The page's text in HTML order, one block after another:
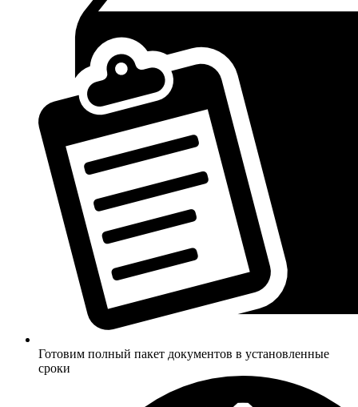
Готовим полный пакет документов в установленные
сроки